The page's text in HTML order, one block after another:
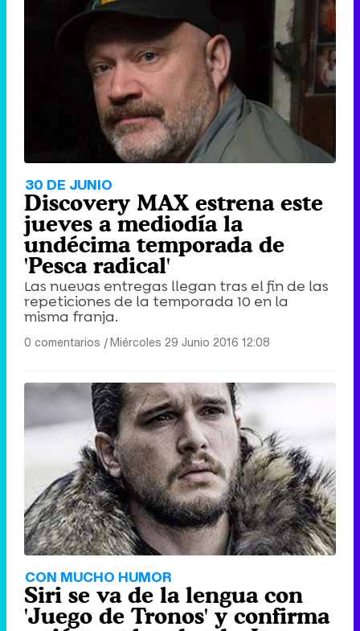
30 DE JUNIO
Discovery MAX estrena este
jueves a mediodía la
undécima temporada de
'Pesca radical'
Las nuevas entregas llegan tras el fin de las
repeticiones de la temporada 10 en la
misma franja.
0 comentarios |Miércoles 29 Junio 2016 12:08
CON MUCHO HUMOR
Siri se va de la lengua con
'Juego de Tronos' y confirma